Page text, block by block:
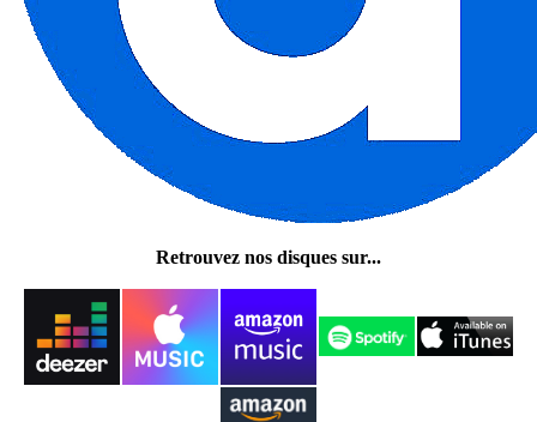
Retrouvez nos disques sur...